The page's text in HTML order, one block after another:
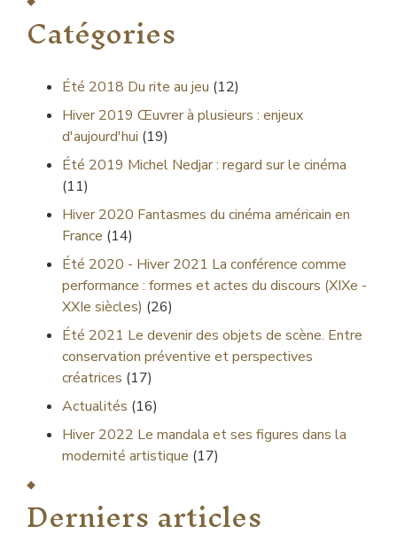
Catégories
Été 2018 Du rite au jeu (12)
Hiver 2019 Œuvrer à plusieurs : enjeux
d'aujourd'hui (19)
Été 2019 Michel Nedjar : regard sur le cinéma
(11)
Hiver 2020 Fantasmes du cinéma américain en
France (14)
Été 2020 - Hiver 2021 La conférence comme
performance : formes et actes du discours (XIXe -
XXIe siècles) (26)
Été 2021 Le devenir des objets de scène. Entre
conservation préventive et perspectives
créatrices (17)
Actualités (16)
Hiver 2022 Le mandala et ses figures dans la
modernité artistique (17)
Derniers articles